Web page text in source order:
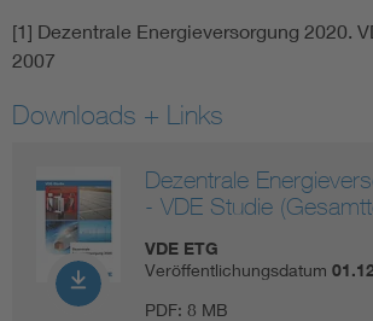
[1] Dezentrale Energieversorgung 2020.
2007
Downloads + Links
Dezentrale
- VDE Studie
VDE ETG
Veröffentlichungsdatum
PDF: 8 MB